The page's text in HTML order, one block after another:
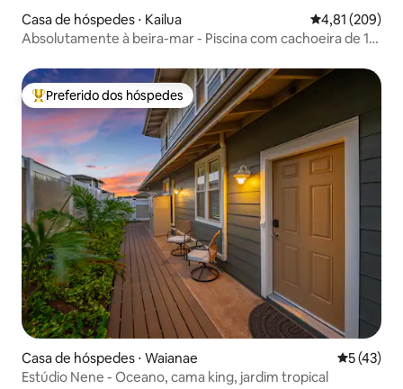
Casa de hóspedes ⋅ Kailua 4,81 de uma
4,81 (209)
Absolutamente à beira-mar - Piscina com cachoeira de 18
Entre os melhores preferidos dos hóspedes
Preferido dos hóspedes
Casa de hóspedes ⋅ Waianae 5 de uma
5 (43)
Estúdio Nene - Oceano, cama king, jardim tropical